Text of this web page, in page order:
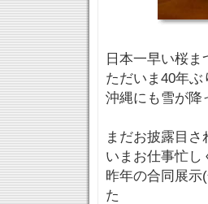
日本一早い桜
ただいま40年
沖縄にも雪が降
まだお披露目
いまお仕事忙し
昨年の合同展
た